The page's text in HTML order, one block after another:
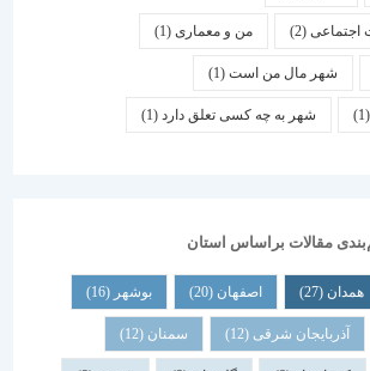
(2) من و معماری (1)
مال من است(1)
شهر به چه کسی تعلق دارد(1)
براساس استان
اصفهان (20) بوشهر
شرقی(12) سمنان (12)